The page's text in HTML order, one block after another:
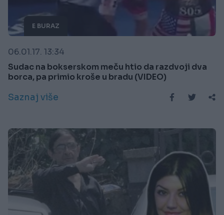
E BURAZ
06.01.17. 13:34
Sudac na bokserskom meču htio da razdvoji dva
borca, pa primio kroše u bradu (VIDEO)
Saznaj više